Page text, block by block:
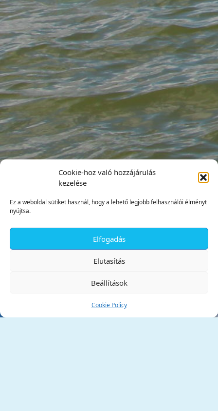
Cookie-hoz való hozzájárulás
kezelése
Ez a weboldal sütiket használ, hogy a lehető legjobb felhasználói élményt
nyújtsa.
Elfogadás
Elutasítás
Beállítások
Cookie Policy
Tata Város Önkormányzata
✕